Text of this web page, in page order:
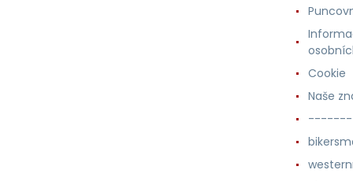
Cookie
Naše